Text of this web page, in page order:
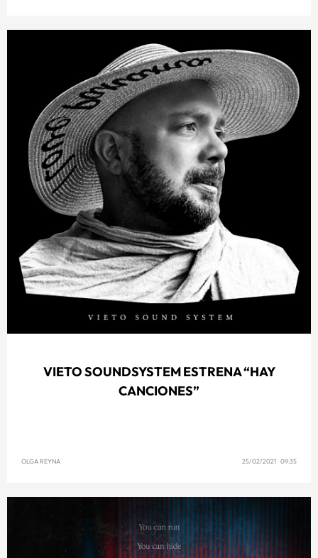
VIETO SOUNDSYSTEM ESTRENA “HAY
CANCIONES”
OLGA REYNA 25/02/2021 09:35